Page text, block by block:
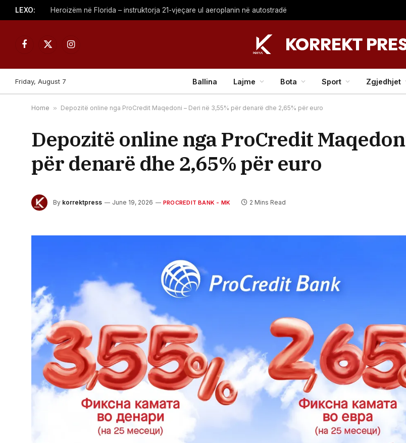
LEXO: Heroizëm në Florida – instruktorja 21-vjeçare ul aeroplanin në autostradë
Facebook
X
Instagram
Friday, August 7 Ballina Lajme Bota Sport Zgjedhjet
Home » Depozitë online nga ProCredit Maqedoni – Deri në 3,55% për denarë dhe 2,65% për euro
Depozitë online nga ProCredit
për denarë dhe 2,65% për euro
By korrektpress June 19, 2026 PROCREDIT BANK - MK 2 Mins Read